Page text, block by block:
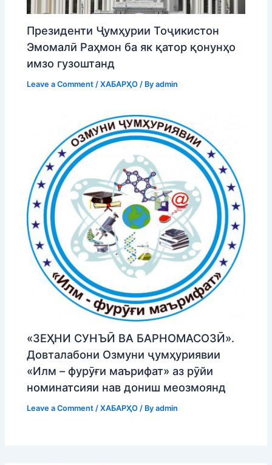
Президенти Ҷумҳурии Тоҷикистон
Эмомалӣ Раҳмон ба як қатор қонунҳо
имзо гузоштанд
Leave a Comment /ХАБАРҲО / Byadmin
«ЗЕҲНИ СУНЪӢ ВА БАРНОМАСОЗӢ».
Довталабони Озмуни ҷумҳуриявии
«Илм – фурӯғи маърифат» аз рӯйи
номинатсияи нав дониш меозмоянд
Leave a Comment /ХАБАРҲО / Byadmin